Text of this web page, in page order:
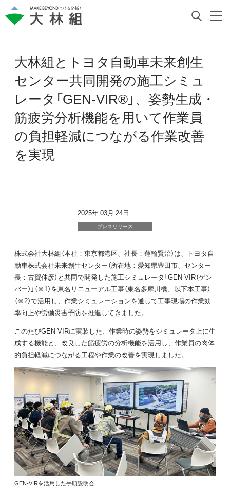
大林組とトヨタ自動車未来創生
センター共同開発の施工シミュ
レータ「GEN-VIR®」、姿勢生成・
筋疲労分析機能を用いて作業員
の負担軽減につながる作業改善
を実現
2025年 03月 24日
プレスリリース
株式会社大林組（本社：東京都港区、社長：蓮輪賢治）は、トヨタ自
動車株式会社未来創生センター（所在地：愛知県豊田市、センター
長：古賀伸彦）と共同で開発した施工シミュレータ「GEN-VIR（ゲン
バー）」（※1）を東名リニューアル工事（東名多摩川橋、以下本工事）
（※2）で活用し、作業シミュレーションを通して工事現場の作業効
率向上や労働災害予防を推進してきました。
このたびGEN-VIRに実装した、作業時の姿勢をシミュレータ上に生
成する機能と、改良した筋疲労の分析機能を活用し、作業員の肉体
的負担軽減につながる工程や作業の改善を実現しました。
GEN-VIRを活用した手順説明会